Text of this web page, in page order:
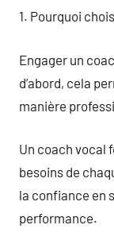
1. Pourquoi
Engager un
d’abord, cela
manière
Un coach vocal
besoins de
la confiance en
performance.